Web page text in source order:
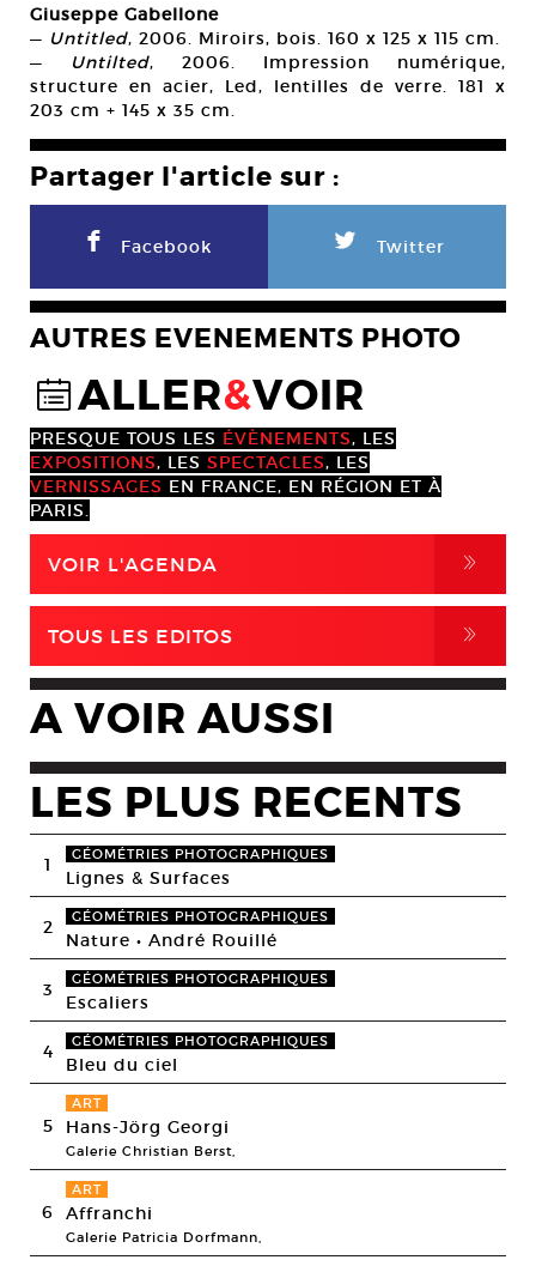
Giuseppe Gabellone
— Untitled, 2006. Miroirs, bois. 160 x 125 x 115 cm.
—
Untilted, 2006. Impression numérique,
structure en acier, Led, lentilles de verre. 181 x
203 cm + 145 x 35 cm.
Partager l'article sur :
F Facebook L Twitter
AUTRES EVENEMENTS PHOTO
@ALLER&VOIR
PRESQUE TOUS LES ÉVÈNEMENTS, LES
EXPOSITIONS, LES SPECTACLES, LES
VERNISSAGES EN FRANCE, EN RÉGION ET À
PARIS.
VOIR L'AGENDA ,
TOUS LES EDITOS ,
A VOIR AUSSI
LES PLUS RECENTS
1 GÉOMÉTRIES PHOTOGRAPHIQUES
Lignes & Surfaces
2 GÉOMÉTRIES PHOTOGRAPHIQUES
Nature • André Rouillé
3 GÉOMÉTRIES PHOTOGRAPHIQUES
Escaliers
4 GÉOMÉTRIES PHOTOGRAPHIQUES
Bleu du ciel
5
ART
Hans-Jörg Georgi
Galerie Christian Berst,
6
ART
Affranchi
Galerie Patricia Dorfmann,